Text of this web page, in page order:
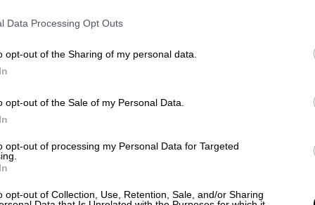
Data Processing Opt Outs
opt-out of the Sharing of my personal data.
opt-out of the Sale of my Personal Data.
opt-out of processing my Personal Data for Targeted
opt-out of Collection, Use, Retention, Sale, and/or Sharing
το τραγούδι «Παιδιά της Ελλάδος